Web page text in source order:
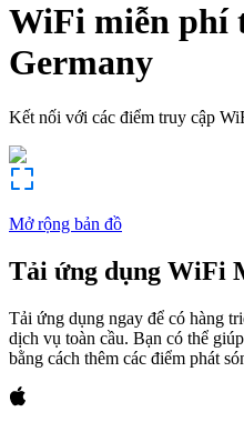
WiFi miễn phí
Germany
Kết nối với các điểm truy cập
Mở rộng bản đồ
Tải ứng dụng WiFi
Tải ứng dụng ngay để có hàng
dịch vụ toàn cầu. Bạn có thể
bằng cách thêm các điểm phát